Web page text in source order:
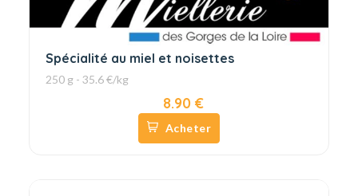
Spécialité au miel et noisettes
250 g - 35.6 €/kg
8.90 €
Acheter